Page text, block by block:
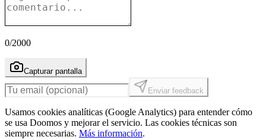
0/2000
Capturar pantalla
Enviar feedback
Usamos cookies analíticas (Google Analytics) para entender cómo
se usa Doomos y mejorar el servicio. Las cookies técnicas son
siempre necesarias. Más información.